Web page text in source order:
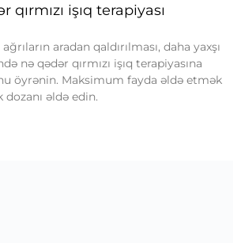
işıq terapiyası
aradan qaldırılması, daha yaxşı
nə qədər qırmızı işıq terapiyasına
öyrənin. Maksimum fayda əldə etmək
əldə edin.